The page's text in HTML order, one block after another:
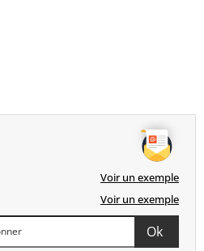
Voir un exemple
Voir un exemple